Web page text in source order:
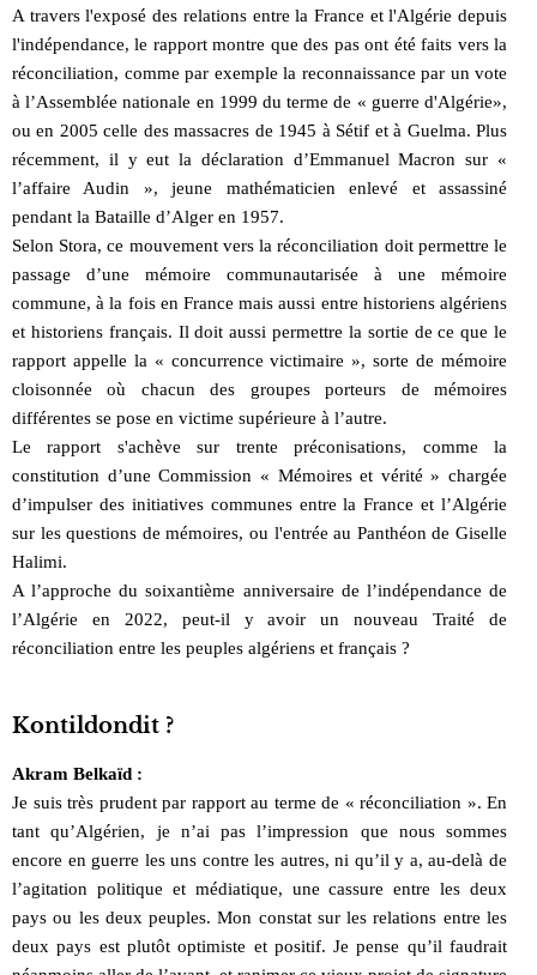
A travers l'exposé des relations entre la France et l'Algérie depuis
l'indépendance, le rapport montre que des pas ont été faits vers la
réconciliation, comme par exemple la reconnaissance par un vote
à l’Assemblée nationale en 1999 du terme de « guerre d'Algérie»,
ou en 2005 celle des massacres de 1945 à Sétif et à Guelma. Plus
récemment, il y eut la déclaration d’Emmanuel Macron sur «
l’affaire Audin », jeune mathématicien enlevé et assassiné
pendant la Bataille d’Alger en 1957.
Selon Stora, ce mouvement vers la réconciliation doit permettre le
passage d’une mémoire communautarisée à une mémoire
commune, à la fois en France mais aussi entre historiens algériens
et historiens français. Il doit aussi permettre la sortie de ce que le
rapport appelle la « concurrence victimaire », sorte de mémoire
cloisonnée où chacun des groupes porteurs de mémoires
différentes se pose en victime supérieure à l’autre.
Le rapport s'achève sur trente préconisations, comme la
constitution d’une Commission « Mémoires et vérité » chargée
d’impulser des initiatives communes entre la France et l’Algérie
sur les questions de mémoires, ou l'entrée au Panthéon de Giselle
Halimi.
A l’approche du soixantième anniversaire de l’indépendance de
l’Algérie en 2022, peut-il y avoir un nouveau Traité de
réconciliation entre les peuples algériens et français ?
Kontildondit ?
Akram Belkaïd :
Je suis très prudent par rapport au terme de « réconciliation ». En
tant qu’Algérien, je n’ai pas l’impression que nous sommes
encore en guerre les uns contre les autres, ni qu’il y a, au-delà de
l’agitation politique et médiatique, une cassure entre les deux
pays ou les deux peuples. Mon constat sur les relations entre les
deux pays est plutôt optimiste et positif. Je pense qu’il faudrait